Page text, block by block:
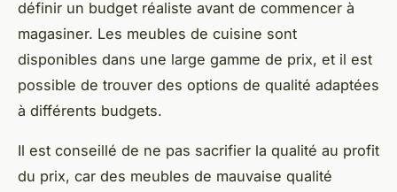
définir un budget réaliste avant de commencer à
magasiner. Les meubles de cuisine sont
disponibles dans une large gamme de prix, et il est
possible de trouver des options de qualité adaptées
à différents budgets.
Il est conseillé de ne pas sacrifier la qualité au profit
du prix, car des meubles de mauvaise qualité